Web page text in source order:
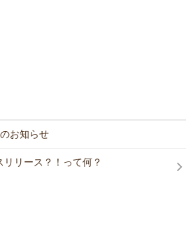
お知らせ
リリース？！って何？